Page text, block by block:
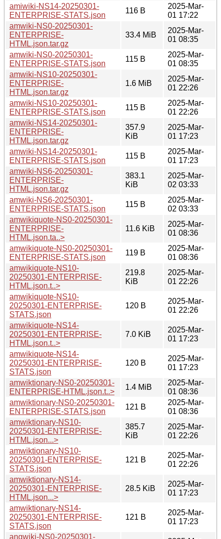
amiwiki-NS14-20250301-
ENTERPRISE-STATS.json
116 B
2025-Mar-
01 17:22
amwiki-NS0-20250301-
ENTERPRISE-
HTML.json.tar.gz
33.4 MiB
2025-Mar-
01 08:35
amwiki-NS0-20250301-
ENTERPRISE-STATS.json
115 B
2025-Mar-
01 08:35
amwiki-NS10-20250301-
ENTERPRISE-
HTML.json.tar.gz
1.6 MiB
2025-Mar-
01 22:26
amwiki-NS10-20250301-
ENTERPRISE-STATS.json
115 B
2025-Mar-
01 22:26
amwiki-NS14-20250301-
ENTERPRISE-
HTML.json.tar.gz
357.9
KiB
2025-Mar-
01 17:23
amwiki-NS14-20250301-
ENTERPRISE-STATS.json
115 B
2025-Mar-
01 17:23
amwiki-NS6-20250301-
ENTERPRISE-
HTML.json.tar.gz
383.1
KiB
2025-Mar-
02 03:33
amwiki-NS6-20250301-
ENTERPRISE-STATS.json
115 B
2025-Mar-
02 03:33
amwikiquote-NS0-20250301-
ENTERPRISE-
HTML.json.ta..>
11.6 KiB
2025-Mar-
01 08:36
amwikiquote-NS0-20250301-
ENTERPRISE-STATS.json
119 B
2025-Mar-
01 08:36
amwikiquote-NS10-
20250301-ENTERPRISE-
HTML.json.t..>
219.8
KiB
2025-Mar-
01 22:26
amwikiquote-NS10-
20250301-ENTERPRISE-
STATS.json
120 B
2025-Mar-
01 22:26
amwikiquote-NS14-
20250301-ENTERPRISE-
HTML.json.t..>
7.0 KiB
2025-Mar-
01 17:23
amwikiquote-NS14-
20250301-ENTERPRISE-
STATS.json
120 B
2025-Mar-
01 17:23
amwiktionary-NS0-20250301-
ENTERPRISE-HTML.json.t..>
1.4 MiB
2025-Mar-
01 08:36
amwiktionary-NS0-20250301-
ENTERPRISE-STATS.json
121 B
2025-Mar-
01 08:36
amwiktionary-NS10-
20250301-ENTERPRISE-
HTML.json...>
385.7
KiB
2025-Mar-
01 22:26
amwiktionary-NS10-
20250301-ENTERPRISE-
STATS.json
121 B
2025-Mar-
01 22:26
amwiktionary-NS14-
20250301-ENTERPRISE-
HTML.json...>
28.5 KiB
2025-Mar-
01 17:23
amwiktionary-NS14-
20250301-ENTERPRISE-
STATS.json
121 B
2025-Mar-
01 17:23
angwiki-NS0-20250301-